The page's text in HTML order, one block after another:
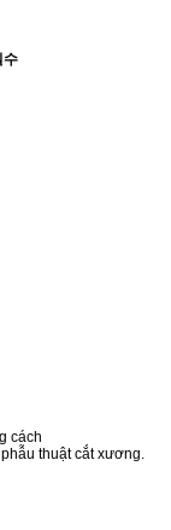
수
cách
thuật cắt xương.